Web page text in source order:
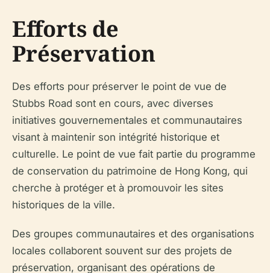
Efforts de
Préservation
Des efforts pour préserver le point de vue de
Stubbs Road sont en cours, avec diverses
initiatives gouvernementales et communautaires
visant à maintenir son intégrité historique et
culturelle. Le point de vue fait partie du programme
de conservation du patrimoine de Hong Kong, qui
cherche à protéger et à promouvoir les sites
historiques de la ville.
Des groupes communautaires et des organisations
locales collaborent souvent sur des projets de
préservation, organisant des opérations de